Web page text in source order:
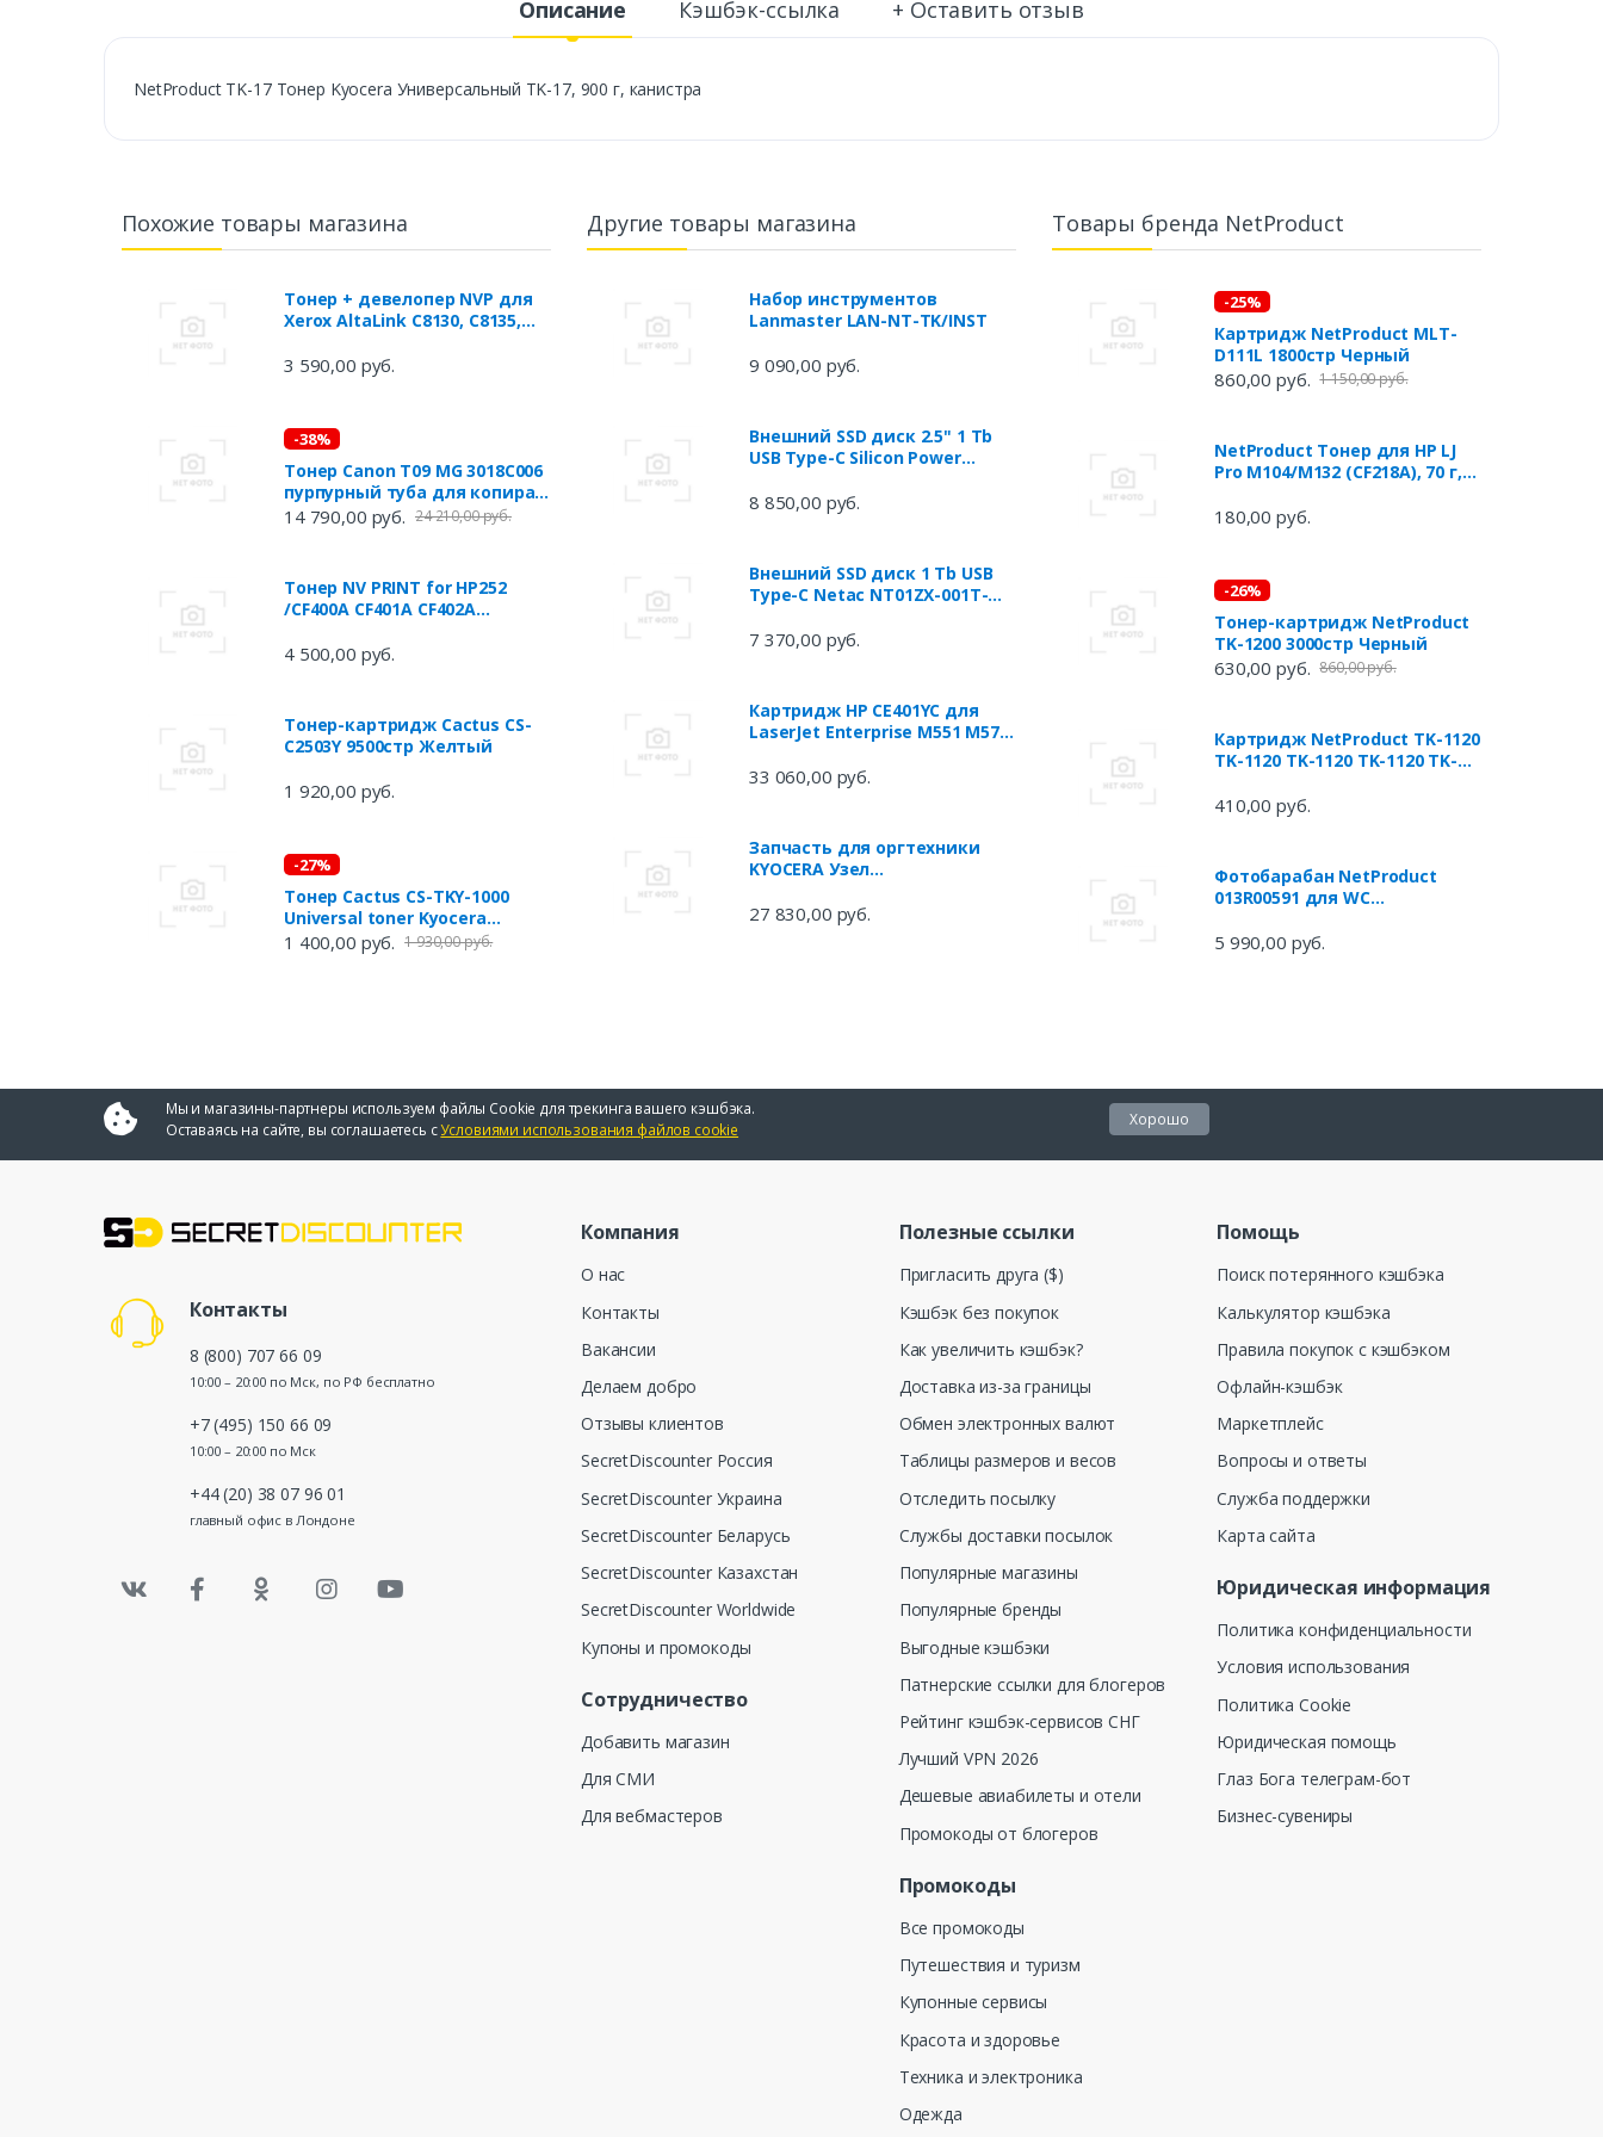
Описание Кэшбэк-ссылка + Оставить отзыв
NetProduct TK-17 Тонер Kyocera Универсальный TK-17, 900 г, канистра
Похожие товары магазина
Тонер + девелопер NVP для
Xerox AltaLink C8130, C8135,
C8000, 9000 Type1 (500г)
3 590,00 руб.
-38%
Тонер Canon T09 MG 3018C006
пурпурный туба для копира i-
SENSYS X C1127iF, C1127i,
14 790,00 руб. 24 210,00 руб.
Тонер NV PRINT for HP252
/CF400A CF401A CF402A
Premium (1KG) Cyan
4 500,00 руб.
Тонер-картридж Cactus CS-
C2503Y 9500стр Желтый
1 920,00 руб.
-27%
Тонер Cactus CS-TKY-1000
Universal toner Kyocera
черный 1000гр
1 400,00 руб. 1 930,00 руб.
Другие товары магазина
Набор инструментов
Lanmaster LAN-NT-TK/INST
9 090,00 руб.
Внешний SSD диск 2.5" 1 Tb
USB Type-C Silicon Power
8 850,00 руб.
Внешний SSD диск 1 Tb USB
Type-C Netac NT01ZX-001T-
7 370,00 руб.
Картридж HP CE401YC для
LaserJet Enterprise M551 М570
33 060,00 руб.
Запчасть для оргтехники
KYOCERA Узел
для
27 830,00 руб.
Товары бренда NetProduct
-25%
Картридж NetProduct MLT-
D111L 1800стр Черный
860,00 руб. 1 150,00 руб.
NetProduct Тонер для HP LJ
Pro M104/M132 (CF218A), 70 г,
180,00 руб.
-26%
Тонер-картридж NetProduct
TK-1200 3000стр Черный
630,00 руб. 860,00 руб.
Картридж NetProduct TK-1120
TK-1120 TK-1120 TK-1120 TK-
Черный
410,00 руб.
Фотобарабан NetProduct
013R00591 для WC
5 990,00 руб.
Мы и магазины-партнеры используем файлы Cookie для трекинга вашего кэшбэка.
Оставаясь на сайте, вы соглашаетесь сУсловиями использования файлов cookie
Хорошо
Контакты
8 (800) 707 66 09
10:00 – 20:00 по Мск, по РФ бесплатно
+7 (495) 150 66 09
10:00 – 20:00 по Мск
+44 (20) 38 07 96 01
главный офис в Лондоне
Компания
О нас
Контакты
Вакансии
Делаем добро
Отзывы клиентов
SecretDiscounter Россия
SecretDiscounter Украина
SecretDiscounter Беларусь
SecretDiscounter Казахстан
SecretDiscounter Worldwide
Купоны и промокоды
Сотрудничество
Добавить магазин
Для СМИ
Для вебмастеров
Полезные ссылки
Пригласить друга ($)
Кэшбэк без покупок
Как увеличить кэшбэк?
Доставка из-за границы
Обмен электронных валют
Таблицы размеров и весов
Отследить посылку
Службы доставки посылок
Популярные магазины
Популярные бренды
Выгодные кэшбэки
Патнерские ссылки для блогеров
Рейтинг кэшбэк-сервисов СНГ
Лучший VPN 2026
Дешевые авиабилеты и отели
Промокоды от блогеров
Промокоды
Все промокоды
Путешествия и туризм
Купонные сервисы
Красота и здоровье
Техника и электроника
Одежда
Помощь
Поиск потерянного кэшбэка
Калькулятор кэшбэка
Правила покупок с кэшбэком
Офлайн-кэшбэк
Маркетплейс
Вопросы и ответы
Служба поддержки
Карта сайта
Юридическая информация
Политика конфиденциальности
Условия использования
Политика Cookie
Юридическая помощь
Глаз Бога телеграм-бот
Бизнес-сувениры